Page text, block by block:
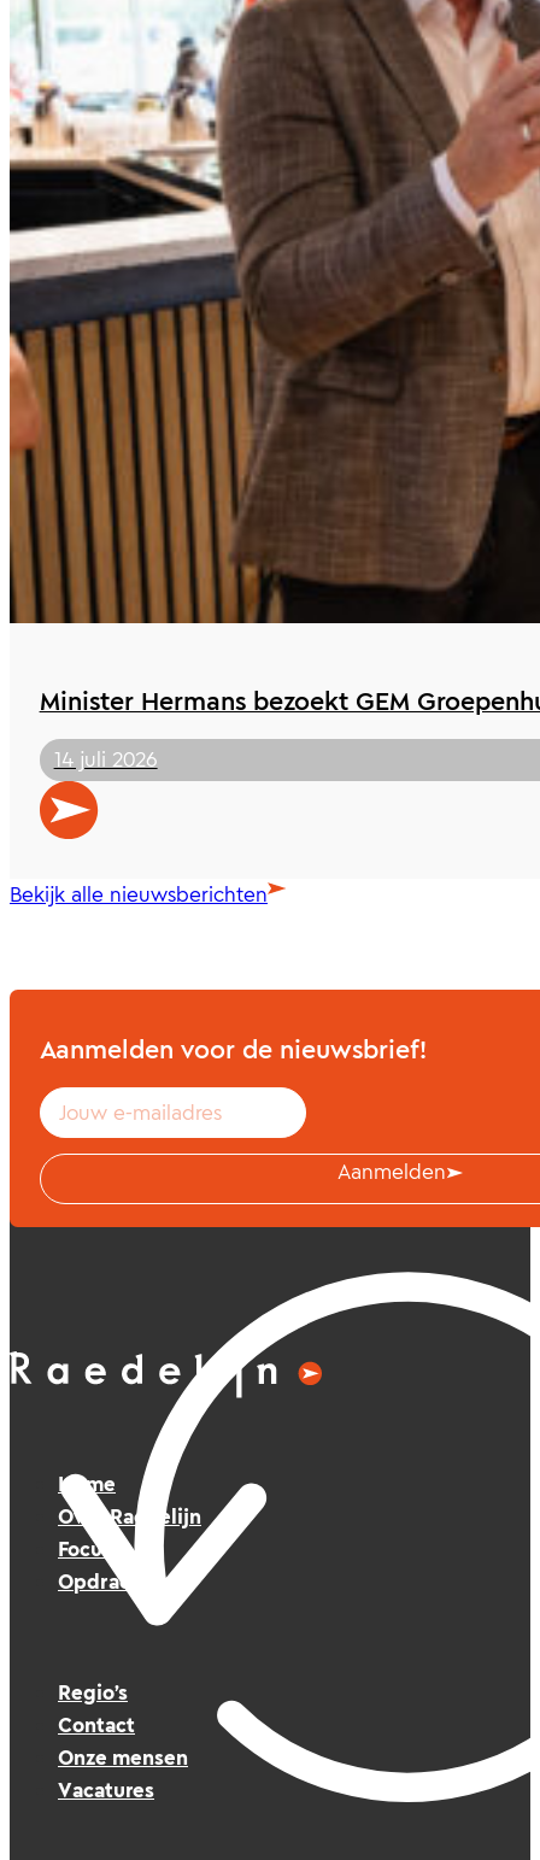
Minister Hermans bezoekt GEM
14 juli 2026
Bekijk alle nieuwsberichten
Aanmelden voor de nieuwsbrief!
Aanmelden
Home
Over Raedelijn
Focus
Opdrachten
Regio’s
Contact
Onze mensen
Vacatures